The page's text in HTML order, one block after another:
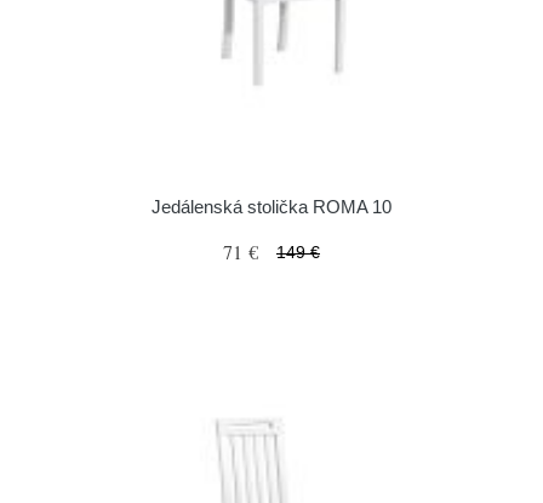
Jedálenská stolička ROMA 10
71 € 149 €